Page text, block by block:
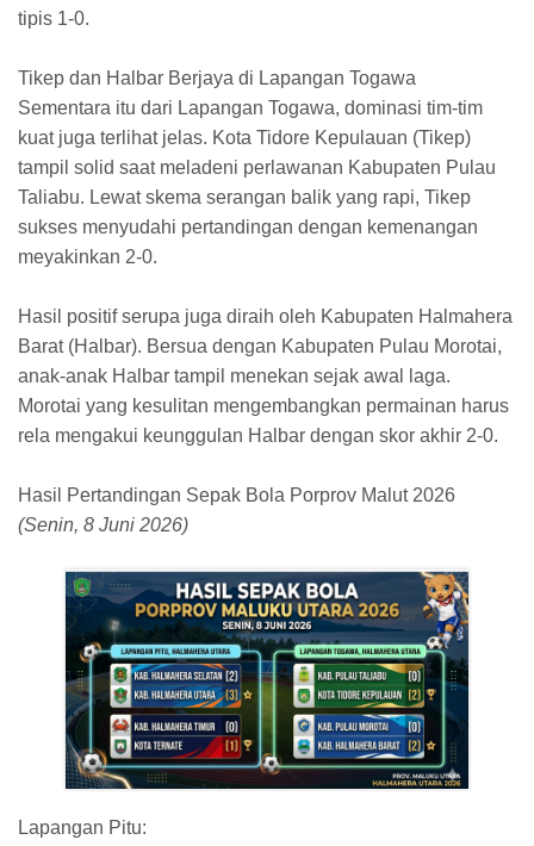
tipis 1-0.
​Tikep dan Halbar Berjaya di Lapangan Togawa
​Sementara itu dari Lapangan Togawa, dominasi tim-tim
kuat juga terlihat jelas. Kota Tidore Kepulauan (Tikep)
tampil solid saat meladeni perlawanan Kabupaten Pulau
Taliabu. Lewat skema serangan balik yang rapi, Tikep
sukses menyudahi pertandingan dengan kemenangan
meyakinkan 2-0.
Hasil positif serupa juga diraih oleh Kabupaten Halmahera
Barat (Halbar). Bersua dengan Kabupaten Pulau Morotai,
anak-anak Halbar tampil menekan sejak awal laga.
Morotai yang kesulitan mengembangkan permainan harus
rela mengakui keunggulan Halbar dengan skor akhir 2-0.
Hasil Pertandingan Sepak Bola Porprov Malut 2026
(Senin, 8 Juni 2026)
Lapangan Pitu: